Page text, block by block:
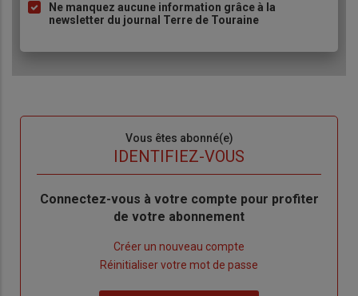
Ne manquez aucune information grâce à la
newsletter du journal Terre de Touraine
Vous êtes abonné(e)
IDENTIFIEZ-VOUS
Body
Connectez-vous à votre compte pour profiter
de votre abonnement
Créer un nouveau compte
Réinitialiser votre mot de passe